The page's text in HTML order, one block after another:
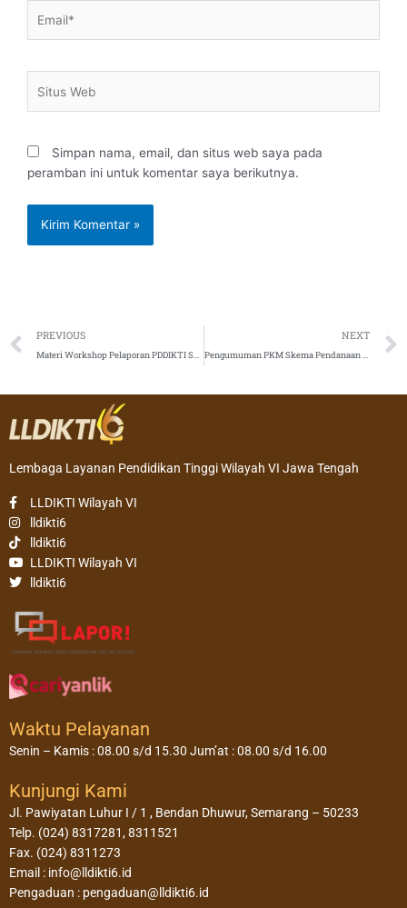
Web
Simpan nama, email, dan situs web saya pada
peramban ini untuk komentar saya berikutnya.
Prev
PREVIOUS
Materi Workshop Pelaporan PDDIKTI Semester Gasal 2021/2022
NEXT
Pengumuman PKM Skema Pendanaan Tahun 2022 – Diktiristek
Lembaga Layanan Pendidikan Tinggi Wilayah VI Jawa Tengah
LLDIKTI Wilayah VI
lldikti6
lldikti6
LLDIKTI Wilayah VI
lldikti6
Waktu Pelayanan
Senin – Kamis : 08.00 s/d 15.30 Jum’at : 08.00 s/d 16.00
Kunjungi Kami
Jl. Pawiyatan Luhur I / 1 , Bendan Dhuwur, Semarang – 50233
Telp. (024) 8317281, 8311521
Fax. (024) 8311273
Email : info@lldikti6.id
Pengaduan : pengaduan@lldikti6.id